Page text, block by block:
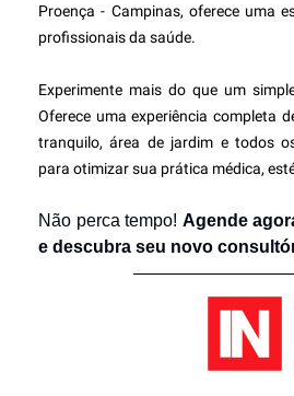
Proença - Campinas, oferece uma
profissionais da saúde.
Experimente mais do que um
Oferece uma experiência completa
tranquilo, área de jardim e todos
para otimizar sua prática médica,
Não perca tempo! Agende
e descubra seu novo